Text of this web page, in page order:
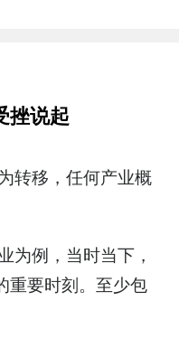
挫说起
转移，任何产业概
为例，当时当下，
重要时刻。至少包